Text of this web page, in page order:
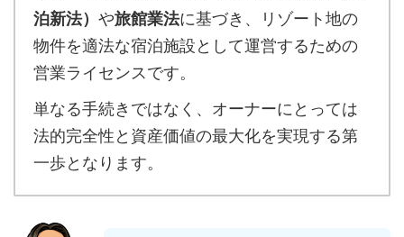
泊新法） や旅館業法に基づき、リゾート地の
物件を適法な宿泊施設として運営するための
営業ライセンスです。
単なる手続きではなく、オーナーにとっては
法的完全性と資産価値の最大化を実現する第
一歩となります。